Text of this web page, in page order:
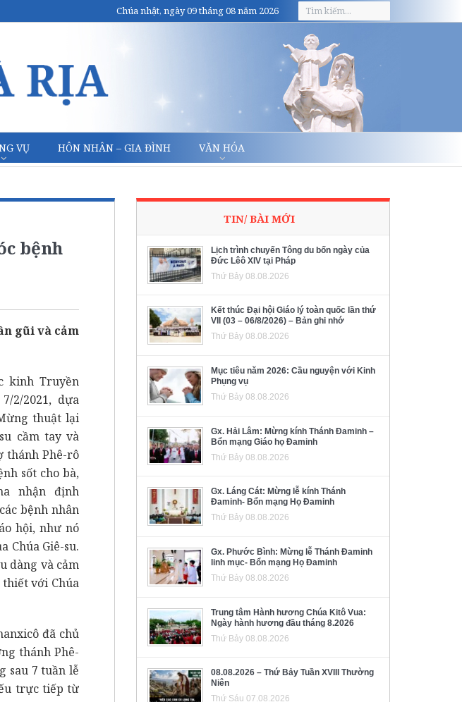
Chúa nhật, ngày 09 tháng 08 năm 2026
VỤ HÔN NHÂN – GIA ĐÌNH VĂN HÓA
bệnh
gũi và cảm
kinh Truyền
2/2021, dựa
thuật lại
cầm tay và
thánh Phê-rô
sốt cho bà,
nhận định
bệnh nhân
hội, như nó
Chúa Giê-su.
dàng và cảm
với Chúa
đã chủ
thánh Phê-
sau 7 tuần lễ
trực tiếp từ
TIN/ BÀI MỚI
Lịch trình chuyến Tông du bốn ngày của
Đức Lêô XIV tại Pháp
Thứ Bảy 08.08.2026
Kết thúc Đại hội Giáo lý toàn quốc lần thứ
VII (03 – 06/8/2026) – Bản ghi nhớ
Thứ Bảy 08.08.2026
Mục tiêu năm 2026: Cầu nguyện với Kinh
Phụng vụ
Thứ Bảy 08.08.2026
Gx. Hải Lâm: Mừng kính Thánh Đaminh –
Bổn mạng Giáo họ Đaminh
Thứ Bảy 08.08.2026
Gx. Láng Cát: Mừng lễ kính Thánh
Đaminh- Bổn mạng Họ Đaminh
Thứ Bảy 08.08.2026
Gx. Phước Bình: Mừng lễ Thánh Đaminh
linh mục- Bổn mạng Họ Đaminh
Thứ Bảy 08.08.2026
Trung tâm Hành hương Chúa Kitô Vua:
Ngày hành hương đầu tháng 8.2026
Thứ Bảy 08.08.2026
08.08.2026 – Thứ Bảy Tuần XVIII Thường
Niên
Thứ Sáu 07.08.2026